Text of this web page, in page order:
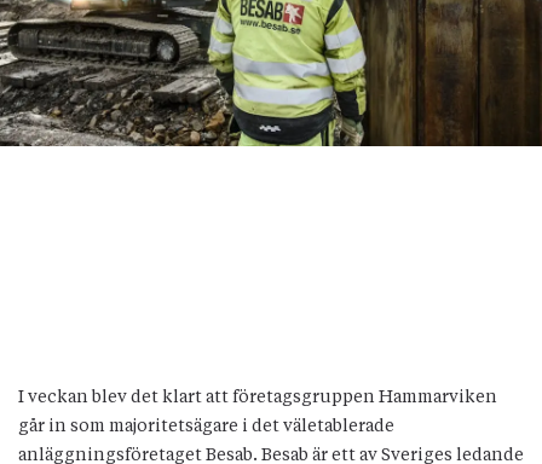
I veckan blev det klart att företagsgruppen Hammarviken
går in som majoritetsägare i det väletablerade
anläggningsföretaget Besab. Besab är ett av Sveriges ledande